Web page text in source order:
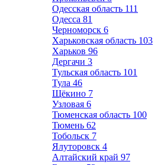
Одесская область 111
Одесса 81
Черноморск 6
Харьковская область 103
Харьков 96
Дергачи 3
Тульская область 101
Тула 46
Щёкино 7
Узловая 6
Тюменская область 100
Тюмень 62
Тобольск 7
Ялуторовск 4
Алтайский край 97